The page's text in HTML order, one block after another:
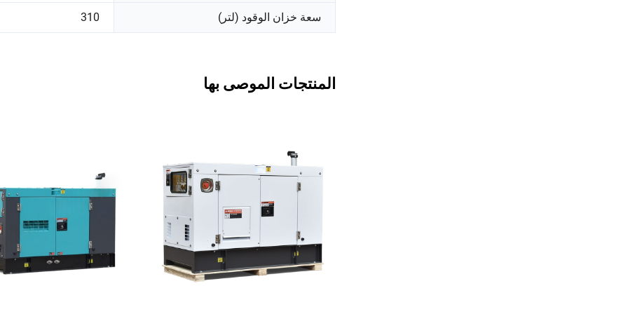
سعة خزان الوقود (لتر) 310
المنتجات الموصى بها